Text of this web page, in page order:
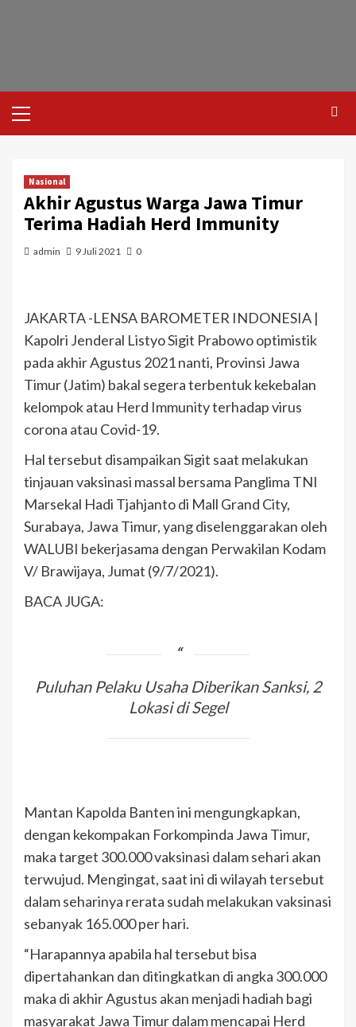
Nasional
Akhir Agustus Warga Jawa Timur
Terima Hadiah Herd Immunity
admin 9 Juli 2021 0
JAKARTA -LENSA BAROMETER INDONESIA |
Kapolri Jenderal Listyo Sigit Prabowo optimistik
pada akhir Agustus 2021 nanti, Provinsi Jawa
Timur (Jatim) bakal segera terbentuk kekebalan
kelompok atau Herd Immunity terhadap virus
corona atau Covid-19.
Hal tersebut disampaikan Sigit saat melakukan
tinjauan vaksinasi massal bersama Panglima TNI
Marsekal Hadi Tjahjanto di Mall Grand City,
Surabaya, Jawa Timur, yang diselenggarakan oleh
WALUBI bekerjasama dengan Perwakilan Kodam
V/ Brawijaya, Jumat (9/7/2021).
BACA JUGA:
Puluhan Pelaku Usaha Diberikan Sanksi, 2
Lokasi di Segel
Mantan Kapolda Banten ini mengungkapkan,
dengan kekompakan Forkompinda Jawa Timur,
maka target 300.000 vaksinasi dalam sehari akan
terwujud. Mengingat, saat ini di wilayah tersebut
dalam seharinya rerata sudah melakukan vaksinasi
sebanyak 165.000 per hari.
“Harapannya apabila hal tersebut bisa
dipertahankan dan ditingkatkan di angka 300.000
maka di akhir Agustus akan menjadi hadiah bagi
masyarakat Jawa Timur dalam mencapai Herd